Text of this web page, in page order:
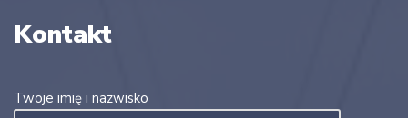
Kontakt
Twoje imię i nazwisko